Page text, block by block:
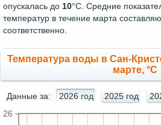
опускалась до 10°C. Средние
температур в течение марта
соответственно.
Температура воды в Сан-
марте, °C
Данные за: 2026 год 2025 год
26